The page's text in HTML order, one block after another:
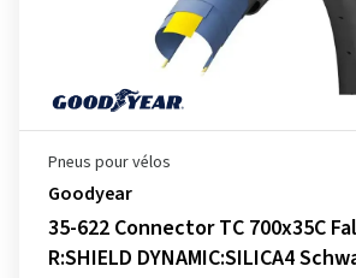
Pneus pour vélos
Goodyear
35-622 Connector TC 700x35C
R:SHIELD DYNAMIC:SILICA4